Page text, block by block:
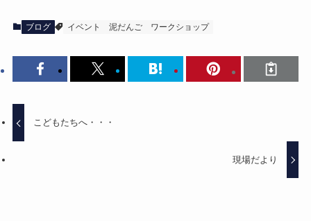
ブログ イベント 泥だんご ワークショップ
こどもたちへ・・・
現場だより